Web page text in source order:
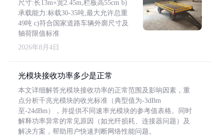
尺寸:长13m×宽2.45m,栏板高55cm b)
承载能力:标载30-35吨,最大允许总重
49吨 c)符合国家道路车辆外廓尺寸及
轴荷限值标准
2026年8月4日
光模块接收功率多少是正常
本文详细解答光模块接收功率的正常范围及影响因素，重
点分析千兆光模块的收光标准（典型值为-3dBm
至-24dBm），并提供不同速率光模块的参考值表格。同时
解释功率异常的常见原因（如光纤损耗、连接器问题）及
解决方案，帮助用户快速判断网络性能问题。